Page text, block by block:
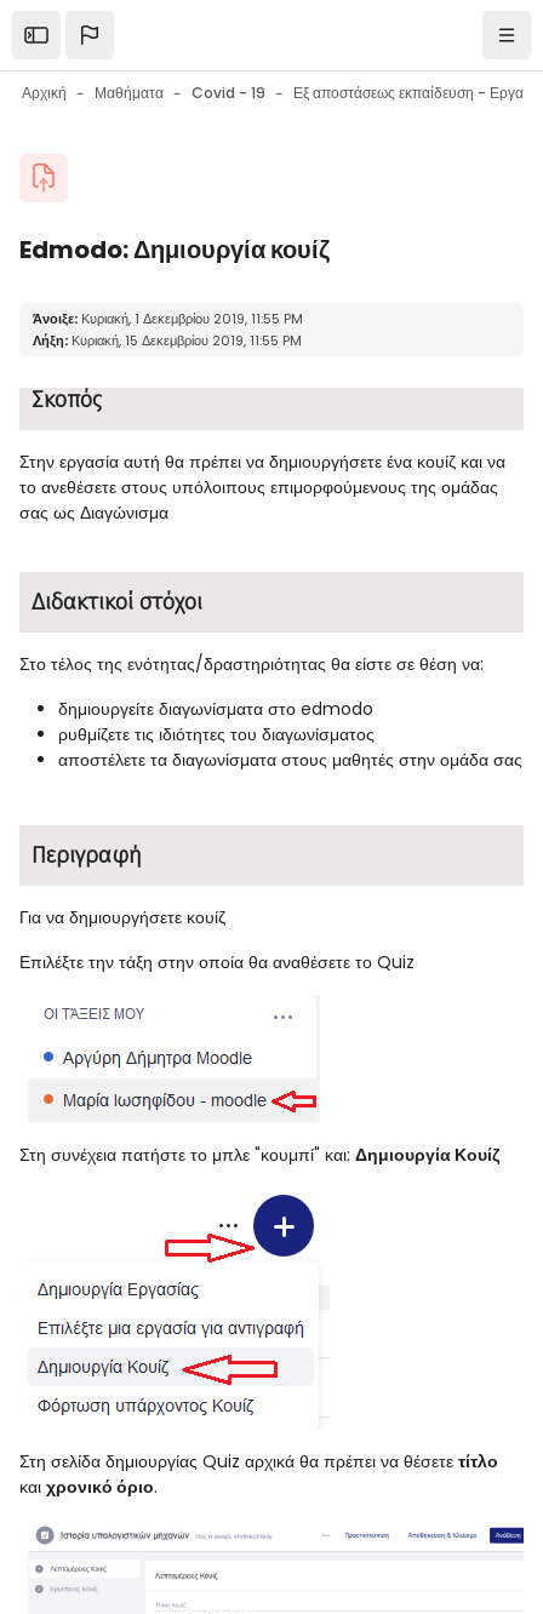
Open the sidebar
Αρχική Μαθήματα Covid - 19
Μπλοκ
Edmodo: Δημιουργία κουίζ
Μπλοκ
Απαιτήσεις ολοκλήρωσης
Άνοιξε: Κυριακή, 1 Δεκεμβρίου 2019, 11:55 PM
Λήξη: Κυριακή, 15 Δεκεμβρίου 2019, 11:55 PM
Σκοπός
Στην εργασία αυτή θα πρέπει να δημιουργήσετε ένα κουίζ και να
το ανεθέσετε στους υπόλοιπους επιμορφούμενους της ομάδας
σας ως Διαγώνισμα
Διδακτικοί στόχοι
Στο τέλος της ενότητας/δραστηριότητας θα είστε σε θέση να:
δημιουργείτε διαγωνίσματα στο edmodo
ρυθμίζετε τις ιδιότητες του διαγωνίσματος
αποστέλετε τα διαγωνίσματα στους μαθητές στην ομάδα σας
Περιγραφή
Για να δημιουργήσετε κουίζ
Επιλέξτε την τάξη στην οποία θα αναθέσετε το Quiz
Στη συνέχεια πατήστε το μπλε "κουμπί" και: Δημιουργία Κουίζ
Στη σελίδα δημιουργίας Quiz αρχικά θα πρέπει να θέσετε τίτλο
και χρονικό όριο.